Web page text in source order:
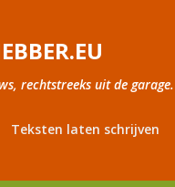
rechtstreeks uit de garage.
Teksten laten schrijven